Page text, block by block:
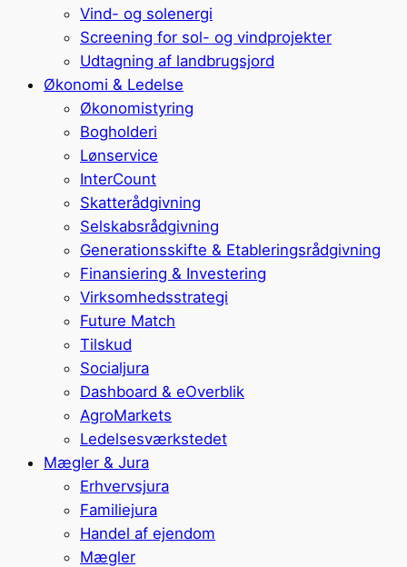
Vind- og solenergi
Screening for sol- og vindprojekter
Udtagning af landbrugsjord
Økonomi & Ledelse
Økonomistyring
Bogholderi
Lønservice
InterCount
Skatterådgivning
Selskabsrådgivning
Generationsskifte & Etableringsrådgivning
Finansiering & Investering
Virksomhedsstrategi
Future Match
Tilskud
Socialjura
Dashboard & eOverblik
AgroMarkets
Ledelsesværkstedet
Mægler & Jura
Erhvervsjura
Familiejura
Handel af ejendom
Mægler